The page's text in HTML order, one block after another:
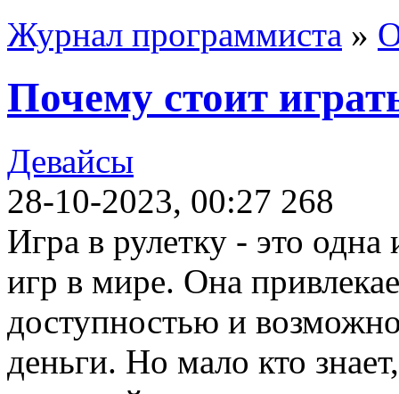
Журнал программиста »
Почему стоит
Девайсы
28-10-2023, 00:27 268
Игра в рулетку - это
игр в мире. Она
доступностью и
деньги. Но мало кто